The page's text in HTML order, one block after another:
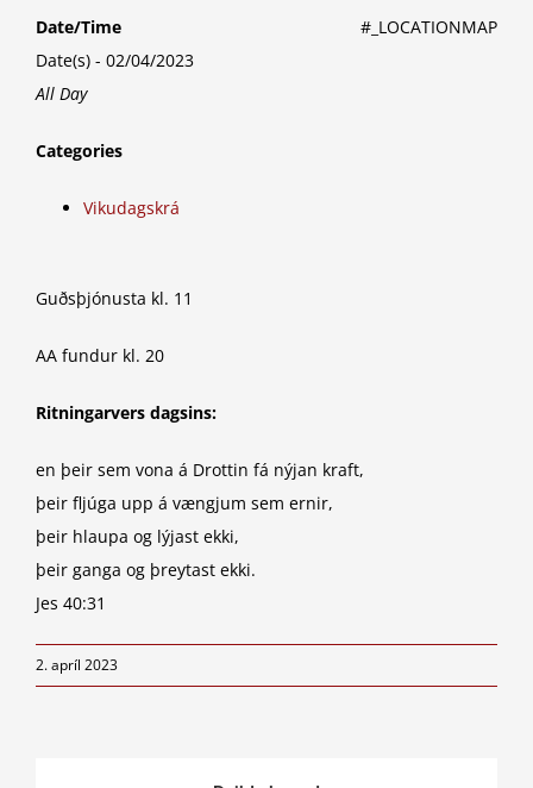
#_LOCATIONMAP
Date/Time
Date(s) - 02/04/2023
All Day
Categories
Vikudagskrá
Guðsþjónusta kl. 11
AA fundur kl. 20
Ritningarvers dagsins:
en þeir sem vona á Drottin fá nýjan kraft,
þeir fljúga upp á vængjum sem ernir,
þeir hlaupa og lýjast ekki,
þeir ganga og þreytast ekki.
Jes 40:31
2. apríl 2023